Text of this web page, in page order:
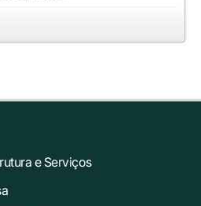
e Serviços